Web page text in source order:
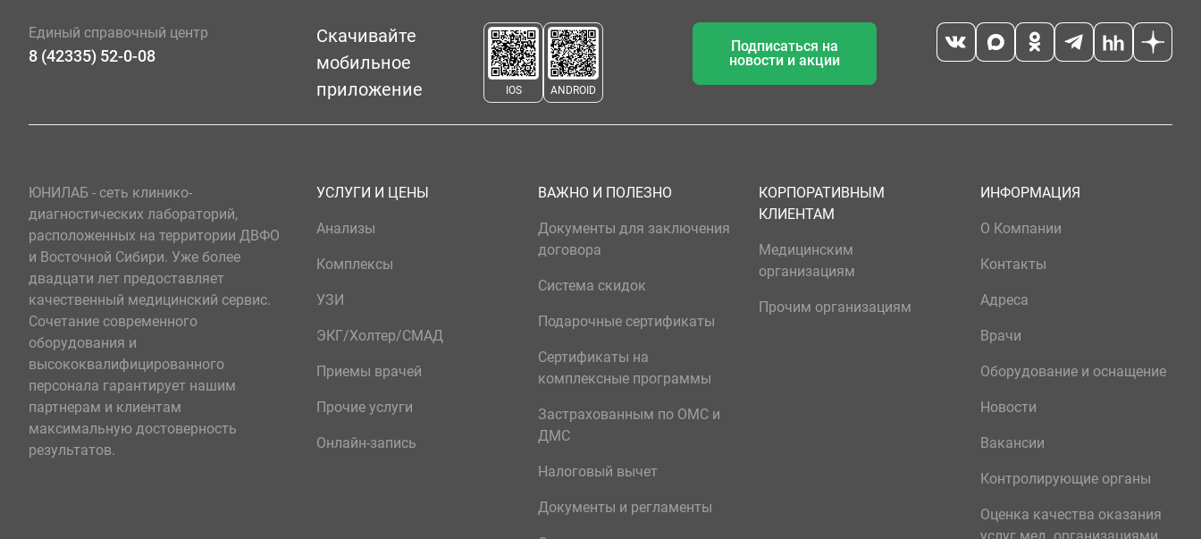
Единый справочный центр
8 (42335) 52-0-08
Скачивайте
мобильное
приложение
IOS ANDROID
Подписаться на
новости и акции
ЮНИЛАБ - сеть клинико-
диагностических лабораторий,
расположенных на территории ДВФО
и Восточной Сибири. Уже более
двадцати лет предоставляет
качественный медицинский сервис.
Сочетание современного
оборудования и
высококвалифицированного
персонала гарантирует нашим
партнерам и клиентам
максимальную достоверность
результатов.
УСЛУГИ И ЦЕНЫ
Анализы
Комплексы
УЗИ
ЭКГ/Холтер/СМАД
Приемы врачей
Прочие услуги
Онлайн-запись
ВАЖНО И ПОЛЕЗНО
Документы для заключения
договора
Система скидок
Подарочные сертификаты
Сертификаты на
комплексные программы
Застрахованным по ОМС и
ДМС
Налоговый вычет
Документы и регламенты
КОРПОРАТИВНЫМ
КЛИЕНТАМ
Медицинским
организациям
Прочим организациям
ИНФОРМАЦИЯ
О Компании
Контакты
Адреса
Врачи
Оборудование и оснащение
Новости
Вакансии
Контролирующие органы
Оценка качества оказания